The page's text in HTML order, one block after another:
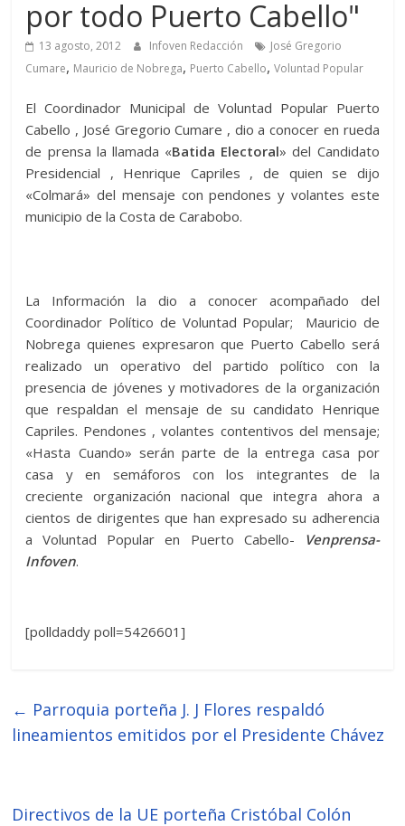
por todo Puerto Cabello"
13 agosto, 2012 Infoven Redacción
José Gregorio
Cumare, Mauricio de Nobrega, Puerto Cabello,Voluntad Popular
El Coordinador Municipal de Voluntad Popular Puerto
Cabello , José Gregorio Cumare , dio a conocer en rueda
de prensa la llamada «Batida Electoral» del Candidato
Presidencial , Henrique Capriles , de quien se dijo
«Colmará» del mensaje con pendones y volantes este
municipio de la Costa de Carabobo.
La Información la dio a conocer acompañado del
Coordinador Político de Voluntad Popular; Mauricio de
Nobrega quienes expresaron que Puerto Cabello será
realizado un operativo del partido político con la
presencia de jóvenes y motivadores de la organización
que respaldan el mensaje de su candidato Henrique
Capriles. Pendones , volantes contentivos del mensaje;
«Hasta Cuando» serán parte de la entrega casa por
casa y en semáforos con los integrantes de la
creciente organización nacional que integra ahora a
cientos de dirigentes que han expresado su adherencia
a Voluntad Popular en Puerto Cabello- Venprensa-
Infoven.
[polldaddy poll=5426601]
← Parroquia porteña J. J Flores respaldó
lineamientos emitidos por el Presidente Chávez
Directivos de la UE porteña Cristóbal Colón